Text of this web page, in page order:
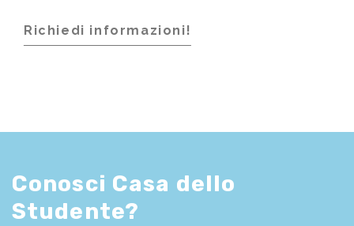
Richiedi informazioni!
Conosci Casa dello
Studente?